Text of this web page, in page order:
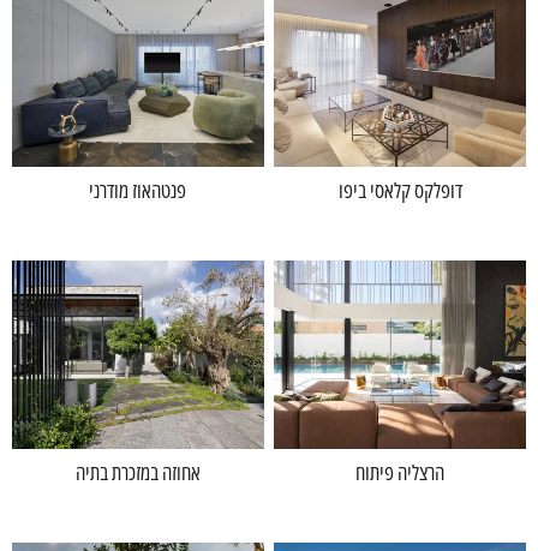
דופלקס קלאסי ביפו פנטהאוז מודרני
הרצליה פיתוח אחוזה במזכרת בתיה